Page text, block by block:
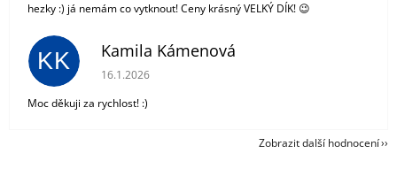
hezky :) já nemám co vytknout! Ceny krásný VELKÝ DÍK! 😉
KK Kamila Kámenová
Hodnocení obchodu je 5 z 5 hvězdiček.
16.1.2026
Moc děkuji za rychlost! :)
Zobrazit další hodnocení